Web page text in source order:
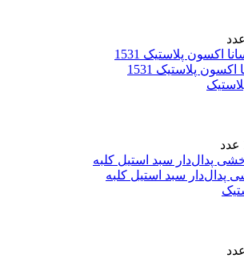
عدد
پلاستیک 1531
عدد
سبد استیل کلبه
عدد